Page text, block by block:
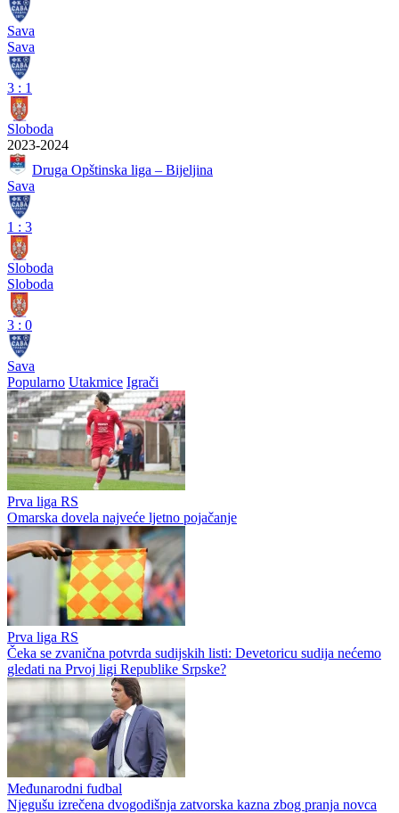
Sava
Sava
3 : 1
Sloboda
2023-2024
Druga Opštinska liga – Bijeljina
Sava
1 : 3
Sloboda
Sloboda
3 : 0
Sava
Popularno Utakmice Igrači
Prva liga RS
Omarska dovela najveće ljetno pojačanje
Prva liga RS
Čeka se zvanična potvrda sudijskih listi: Devetoricu sudija nećemo
gledati na Prvoj ligi Republike Srpske?
Međunarodni fudbal
Njegušu izrečena dvogodišnja zatvorska kazna zbog pranja novca